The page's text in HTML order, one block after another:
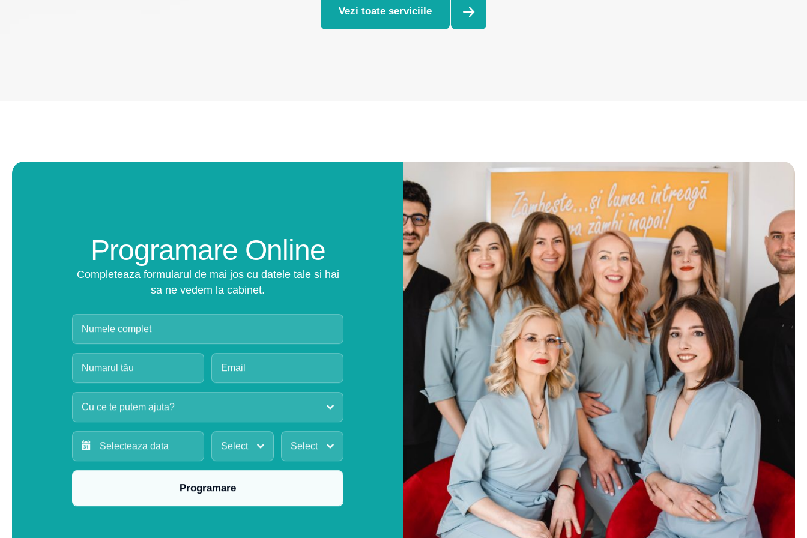
Vezi toate serviciile
Programare Online
Completeaza formularul de mai jos cu datele tale si hai
sa ne vedem la cabinet.
Cu ce te putem ajuta?
Select Select
Programare